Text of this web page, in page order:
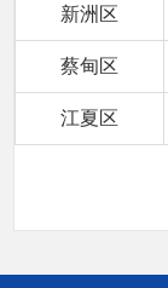
新洲区
蔡甸区
江夏区